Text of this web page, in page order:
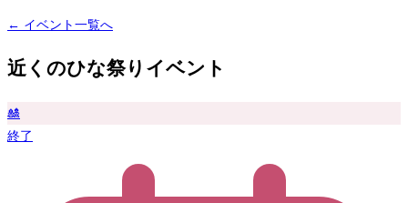
← イベント一覧へ
近くのひな祭りイベント
🎎
終了